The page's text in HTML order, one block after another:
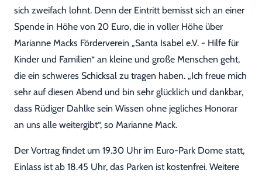
sich zweifach lohnt. Denn der Eintritt bemisst sich an einer
Spende in Höhe von 20 Euro, die in voller Höhe über
Marianne Macks Förderverein „Santa Isabel e.V. - Hilfe für
Kinder und Familien“ an kleine und große Menschen geht,
die ein schweres Schicksal zu tragen haben. „Ich freue mich
sehr auf diesen Abend und bin sehr glücklich und dankbar,
dass Rüdiger Dahlke sein Wissen ohne jegliches Honorar
an uns alle weitergibt“, so Marianne Mack.
Der Vortrag findet um 19.30 Uhr im Euro-Park Dome statt,
Einlass ist ab 18.45 Uhr, das Parken ist kostenfrei. Weitere